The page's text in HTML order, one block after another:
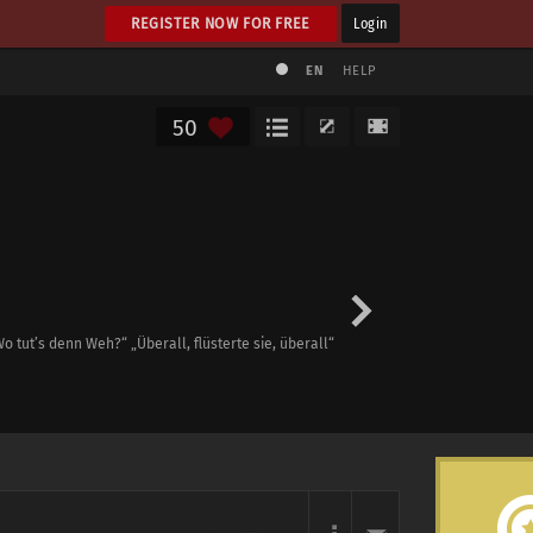
REGISTER NOW FOR FREE Login
EN HELP
50
tut’s denn Weh?“ „Überall, flüsterte sie, überall“